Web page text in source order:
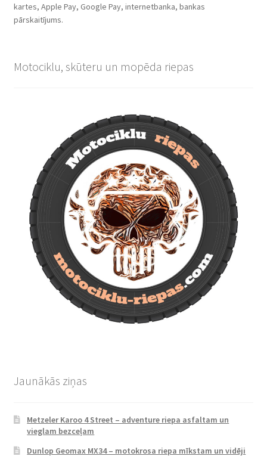
kartes, Apple Pay, Google Pay, internetbanka, bankas
pārskaitījums.
Motociklu, skūteru un mopēda riepas
Jaunākās ziņas
Metzeler Karoo 4 Street – adventure riepa asfaltam un
vieglam bezceļam
Dunlop Geomax MX34 – motokrosa riepa mīkstam un vidēji